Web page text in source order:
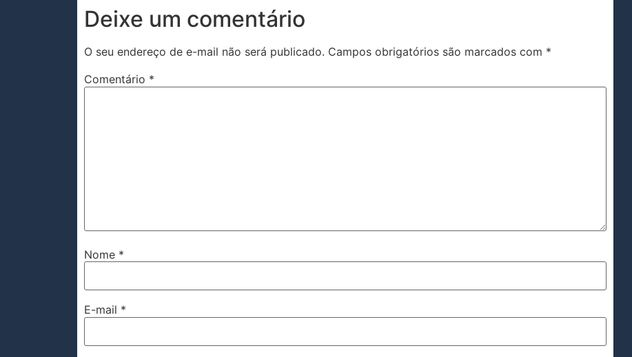
Deixe um comentário
O seu endereço de e-mail não será publicado. Campos obrigatórios são marcados com *
Comentário *
Nome *
E-mail *